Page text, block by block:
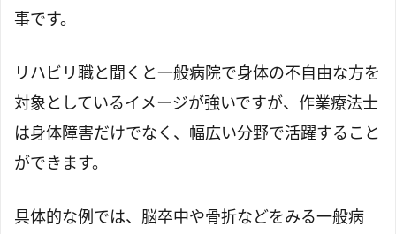
事です。
リハビリ職と聞くと一般病院で身体の不自由な方を
対象としているイメージが強いですが、作業療法士
は身体障害だけでなく、幅広い分野で活躍すること
ができます。
具体的な例では、脳卒中や骨折などをみる一般病